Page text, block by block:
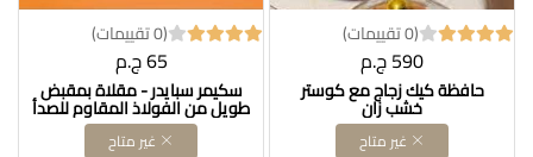
(0 تقييمات)
590 ج.م
حافظة كيك زجاج مع كوستر
خشب زان
غير متاح
(0 تقييمات)
65 ج.م
سكيمر سبايدر - مقلاة بمقبض
طويل من الفولاذ المقاوم للصدأ
- مغرفة مطبخ سلكيةDollars forغير متاح